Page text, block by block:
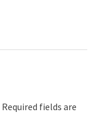
Required fields are